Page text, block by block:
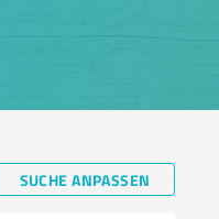
SUCHE ANPASSEN